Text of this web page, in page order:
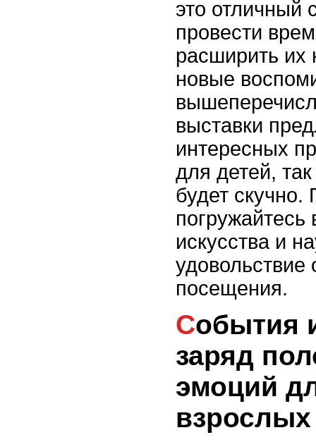
это отличный
провести
расширить их
новые
выставки
интересных
для детей,
будет
искусства и
удовольствие
посещения.
События и фестивали:
заряд
эмоций
взрослых